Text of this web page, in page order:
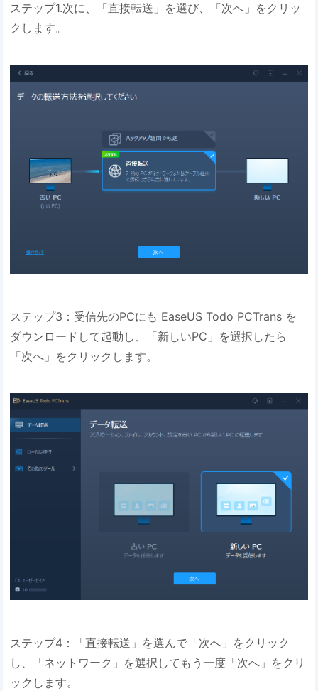
ステップ1.次に、「直接転送」を選び、「次へ」をクリッ
クします。
ステップ3：受信先のPCにも EaseUS Todo PCTrans を
ダウンロードして起動し、「新しいPC」を選択したら
「次へ」をクリックします。
ステップ4：「直接転送」を選んで「次へ」をクリック
し、「ネットワーク」を選択してもう一度「次へ」をクリ
ックします。